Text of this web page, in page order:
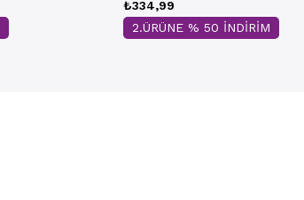
₺334,99
2.ÜRÜNE % 50 İNDİRİM